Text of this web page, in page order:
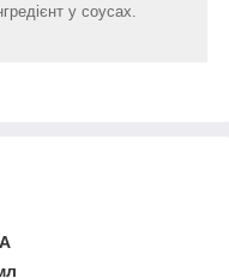
у соусах.